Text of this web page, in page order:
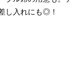
し入れにも◎！